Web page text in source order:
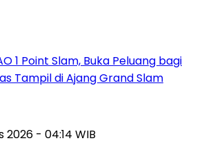
1 Point Slam, Buka Peluang bagi
Tampil di Ajang Grand Slam
- 04:14 WIB